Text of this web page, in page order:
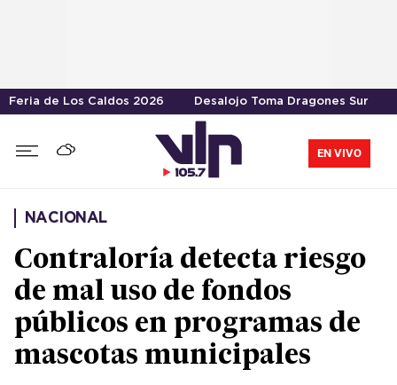
Feria de Los Caldos 2026 Desalojo Toma Dragones Sur
EN VIVO
NACIONAL
Contraloría detecta riesgo
de mal uso de fondos
públicos en programas de
mascotas municipales